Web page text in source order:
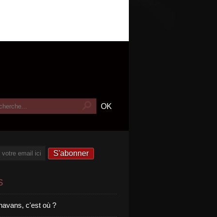
c'est où ?